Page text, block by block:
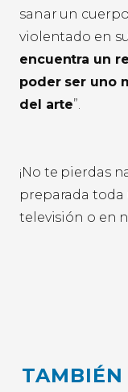
sanar un
violentado en
encuentra un
poder ser uno
del arte”.
¡No te pierdas
preparada toda
televisión o en
TAMBIÉN